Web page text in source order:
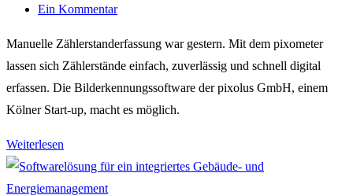
Beitrags-
Ein Kommentar
Manuelle Zählerstanderfassung war gestern. Mit dem pixometer
lassen sich Zählerstände einfach, zuverlässig und schnell digital
erfassen. Die Bilderkennungssoftware der pixolus GmbH, einem
Kölner Start-up, macht es möglich.
Weiterlesen
App
erfasst